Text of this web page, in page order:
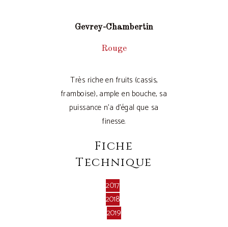
Gevrey-Chambertin
Rouge
Très riche en fruits (cassis,
framboise), ample en bouche, sa
puissance n’a d’égal que sa
finesse.
Fiche
Technique
2017
2018
2019